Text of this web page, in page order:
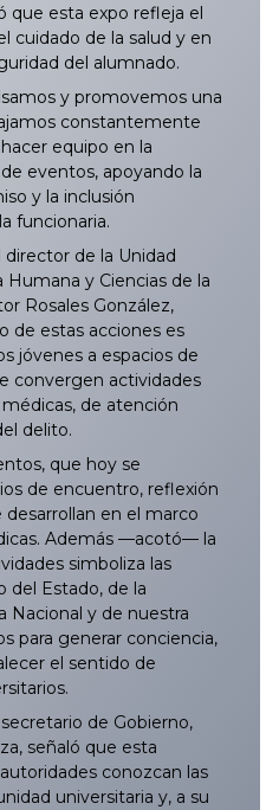
que esta expo refleja el
cuidado de la salud y en
del alumnado.
y promovemos una
constantemente
equipo en la
eventos, apoyando la
y la inclusión
funcionaria.
de la Unidad
y Ciencias de la
Rosales González,
de estas acciones es
jóvenes a espacios de
convergen actividades
de atención
delito.
que hoy se
de encuentro, reflexión
en el marco
Además —acotó— la
simboliza las
del Estado, de la
Nacional y de nuestra
para generar conciencia,
el sentido de
de Gobierno,
señaló que esta
conozcan las
universitaria y, a su